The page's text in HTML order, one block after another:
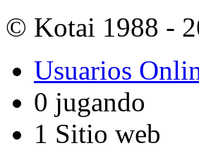
© Kotai 1988 -
Usuarios
0 jugando
1 Sitio web